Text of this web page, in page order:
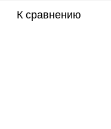
К сравнению